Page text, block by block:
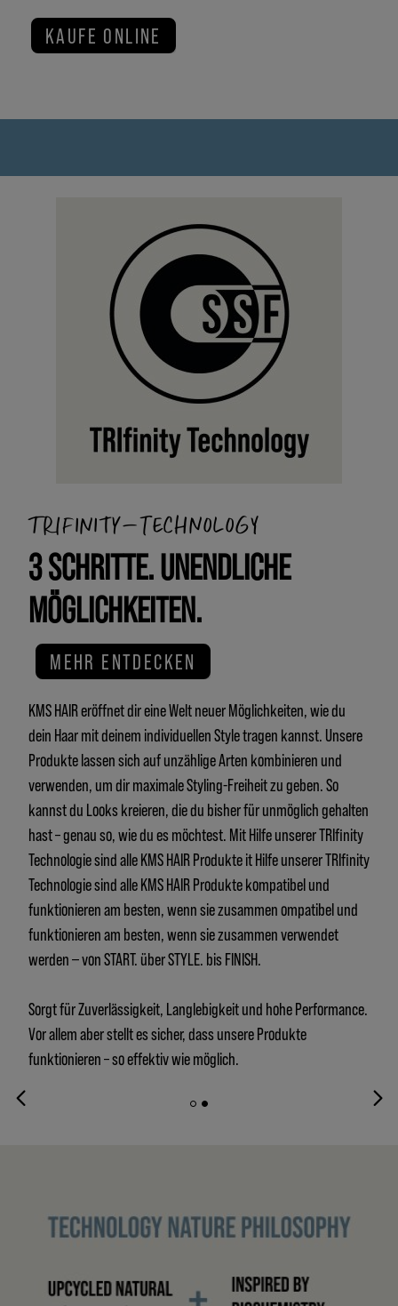
KAUFE ONLINE
TRIFINITY-TECHNOLOGY
3 SCHRITTE. UNENDLICHE
MÖGLICHKEITEN.
MEHR ENTDECKEN
KMS HAIR eröffnet dir eine Welt neuer Möglichkeiten, wie du
dein Haar mit deinem individuellen Style tragen kannst. Unsere
Produkte lassen sich auf unzählige Arten kombinieren und
verwenden, um dir maximale Styling-Freiheit zu geben. So
kannst du Looks kreieren, die du bisher für unmöglich gehalten
hast – genau so, wie du es möchtest. Mit Hilfe unserer TRIfinity
Technologie sind alle KMS HAIR Produkte it Hilfe unserer TRIfinity
Technologie sind alle KMS HAIR Produkte kompatibel und
funktionieren am besten, wenn sie zusammen ompatibel und
funktionieren am besten, wenn sie zusammen verwendet
werden ‒ von START. über STYLE. bis FINISH.
Sorgt für Zuverlässigkeit, Langlebigkeit und hohe Performance.
Vor allem aber stellt es sicher, dass unsere Produkte
funktionieren – so effektiv wie möglich.